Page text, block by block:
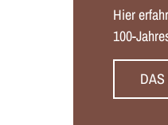
Hier
100-